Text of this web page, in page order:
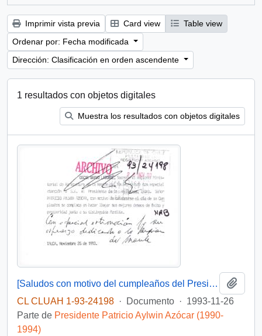
Imprimir vista previa Card view
Table view
Ordenar por: Fecha modificada
Dirección: Clasificación en orden ascendente
1 resultados con objetos digitales
Muestra los resultados con objetos digitales
[Saludos con motivo del cumpleaños del Presidente]
CL CLUAH 1-93-24198 · Documento · 1993-11-26
Parte de Presidente Patricio Aylwin Azócar (1990-
1994)